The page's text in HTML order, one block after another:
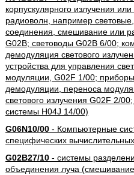
корпускулярного излучения
радиоволн, например
соединения, смешивание или
G02B; световоды G02B 6/00;
демодуляция светового
устройства для управления
модуляции, G02F 1/00;
демодуляции, переноса
светового излучения G02F 2/
системы H04J 14/00)
G06N10/00- Компьютерные
специфических
G02B27/10- системы
объединения луча